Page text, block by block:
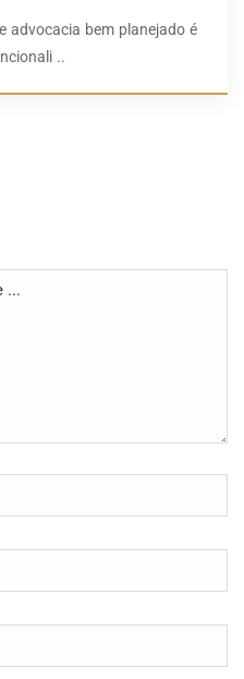
advocacia bem planejado é
..